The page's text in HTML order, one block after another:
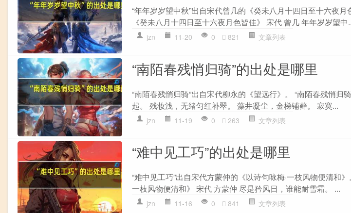
“年年岁岁望中秋”出自宋代曾几的《癸未八月十四日至十六夜月
《癸未八月十四日至十六夜月色皆佳》 宋代 曾几 年年岁岁望中
jzn 11-20 0 821 文章列表
“南陌春残悄归骑”的出处是哪里
“南陌春残悄归骑”出自宋代柳永的《望远行》。 “南陌春残悄归
起。 残妆浅，无绪匀红补翠。 藻井凝尘，金梯铺藓。 寂寞...
jzn 11-19 0 263 文章列表
“难中见工巧”的出处是哪里
“难中见工巧”出自宋代方蒙仲的《以诗句咏梅·一枝风物便清和
一枝风物便清和》 宋代 方蒙仲 尽是矜风日，谁能耐雪霜。 ...
jzn 11-16 0 841 文章列表